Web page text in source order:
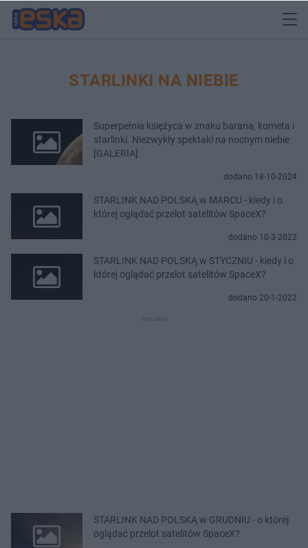
STARLINKI NA NIEBIE
Superpełnia księżyca w znaku barana, kometa i
starlinki. Niezwykły spektakl na nocnym niebie
[GALERIA]
dodano 18-10-2024
STARLINK NAD POLSKĄ w MARCU - kiedy i o
której oglądać przelot satelitów SpaceX?
dodano 10-3-2022
STARLINK NAD POLSKĄ w STYCZNIU - kiedy i o
której oglądać przelot satelitów SpaceX?
dodano 20-1-2022
STARLINK NAD POLSKĄ w GRUDNIU - o której
oglądać przelot satelitów SpaceX?